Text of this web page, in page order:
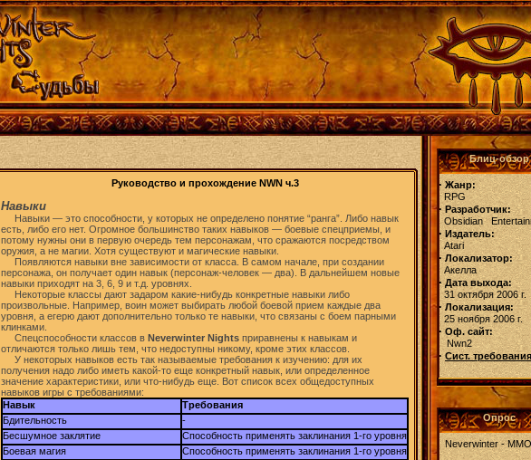
Руководство и прохождение NWN ч.3
Навыки
Навыки — это способности, у которых не определено понятие “ранга”. Либо навык
есть, либо его нет. Огромное большинство таких навыков — боевые спецприемы, и
потому нужны они в первую очередь тем персонажам, что сражаются посредством
оружия, а не магии. Хотя существуют и магические навыки.
Появляются навыки вне зависимости от класса. В самом начале, при создании
персонажа, он получает один навык (персонаж-человек — два). В дальнейшем новые
навыки приходят на 3, 6, 9 и т.д. уровнях.
Некоторые классы дают задаром какие-нибудь конкретные навыки либо
произвольные. Например, воин может выбирать любой боевой прием каждые два
уровня, а егерю дают дополнительно только те навыки, что связаны с боем парными
клинками.
Спецспособности классов в Neverwinter Nights приравнены к навыкам и
отличаются только лишь тем, что недоступны никому, кроме этих классов.
У некоторых навыков есть так называемые требования к изучению: для их
получения надо либо иметь какой-то еще конкретный навык, или определенное
значение характеристики, или что-нибудь еще. Вот список всех общедоступных
навыков игры с требованиями:
Навык
Требования
Бдительность
-
Бесшумное заклятие
Способность применять заклинания 1-го уровня
Боевая магия
Способность применять заклинания 1-го уровня
Блиц-обзор
· Жанр:
RPG
· Разработчик:
Obsidian
· Издатель:
Atari
· Локализатор:
Акелла
· Дата выхода:
31 октября 2006 г.
· Локализация:
25 ноября 2006 г.
· Оф. сайт:
Nwn2
· Сист. требования
Опрос
Neverwinter -